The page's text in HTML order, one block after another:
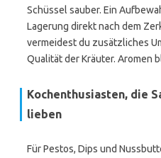
Schüssel sauber. Ein
Lagerung direkt nach dem
vermeidest du zusätzliches
Qualität der Kräuter. Aromen
Kochenthusiasten, die
lieben
Für Pestos, Dips und